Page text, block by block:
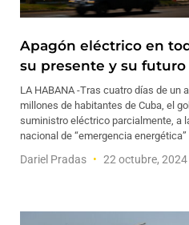
Apagón eléctrico en
su presente y su futuro
LA HABANA -Tras cuatro días de un
millones de habitantes de Cuba, el
suministro eléctrico parcialmente, a
nacional de “emergencia energética”
Dariel Pradas 22 octubre, 2024